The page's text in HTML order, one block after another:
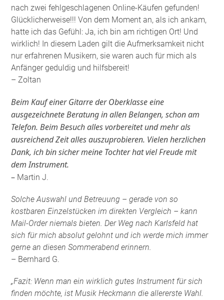
nach zwei fehlgeschlagenen Online-Käufen gefunden!
Glücklicherweise!!! Von dem Moment an, als ich ankam,
hatte ich das Gefühl: Ja, ich bin am richtigen Ort! Und
wirklich! In diesem Laden gilt die Aufmerksamkeit nicht
nur erfahrenen Musikern, sie waren auch für mich als
Anfänger geduldig und hilfsbereit!
– Zoltan
Beim Kauf einer Gitarre der Oberklasse eine
ausgezeichnete Beratung in allen Belangen, schon am
Telefon. Beim Besuch alles vorbereitet und mehr als
ausreichend Zeit alles auszuprobieren. Vielen herzlichen
Dank, ich bin sicher meine Tochter hat viel Freude mit
dem Instrument.
– Martin J.
Solche Auswahl und Betreuung – gerade von so
kostbaren Einzelstücken im direkten Vergleich – kann
Mail-Order niemals bieten. Der Weg nach Karlsfeld hat
sich für mich absolut gelohnt und ich werde mich immer
gerne an diesen Sommerabend erinnern.
– Bernhard G.
„Fazit: Wenn man ein wirklich gutes Instrument für sich
finden möchte, ist Musik Heckmann die allererste Wahl.